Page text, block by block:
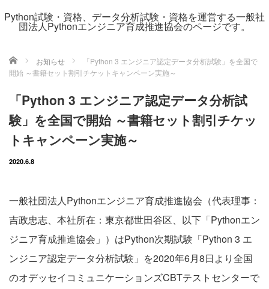
Python試験・資格、データ分析試験・資格を運営する一般社
団法人Pythonエンジニア育成推進協会のページです。
ホーム お知らせ
「Python 3 エンジニア認定データ分析試験」を全国で
開始 ～書籍セット割引チケットキャンペーン実施～
「Python 3 エンジニア認定データ分析試
験」を全国で開始 ～書籍セット割引チケッ
トキャンペーン実施～
2020.6.8
一般社団法人Pythonエンジニア育成推進協会（代表理事：
吉政忠志、本社所在：東京都世田谷区、以下「Pythonエン
ジニア育成推進協会」）はPython次期試験「Python 3 エ
ンジニア認定データ分析試験」を2020年6月8日より全国
のオデッセイコミュニケーションズCBTテストセンターで